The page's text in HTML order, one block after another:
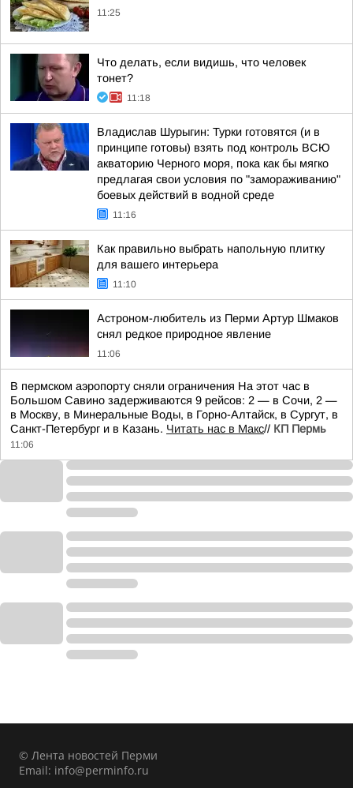
11:25
Что делать, если видишь, что человек
тонет?
11:18
Владислав Шурыгин: Турки готовятся (и в
принципе готовы) взять под контроль ВСЮ
акваторию Черного моря, пока как бы мягко
предлагая свои условия по "замораживанию"
боевых действий в водной среде
11:16
Как правильно выбрать напольную плитку
для вашего интерьера
11:10
Астроном-любитель из Перми Артур Шмаков
снял редкое природное явление
11:06
В пермском аэропорту сняли ограничения На этот час в
Большом Савино задерживаются 9 рейсов: 2 — в Сочи, 2 —
в Москву, в Минеральные Воды, в Горно-Алтайск, в Сургут, в
Санкт-Петербург и в Казань. Читать нас в Макс// КП Пермь
11:06
© Лента новостей Перми
Email: info@perminfo.ru